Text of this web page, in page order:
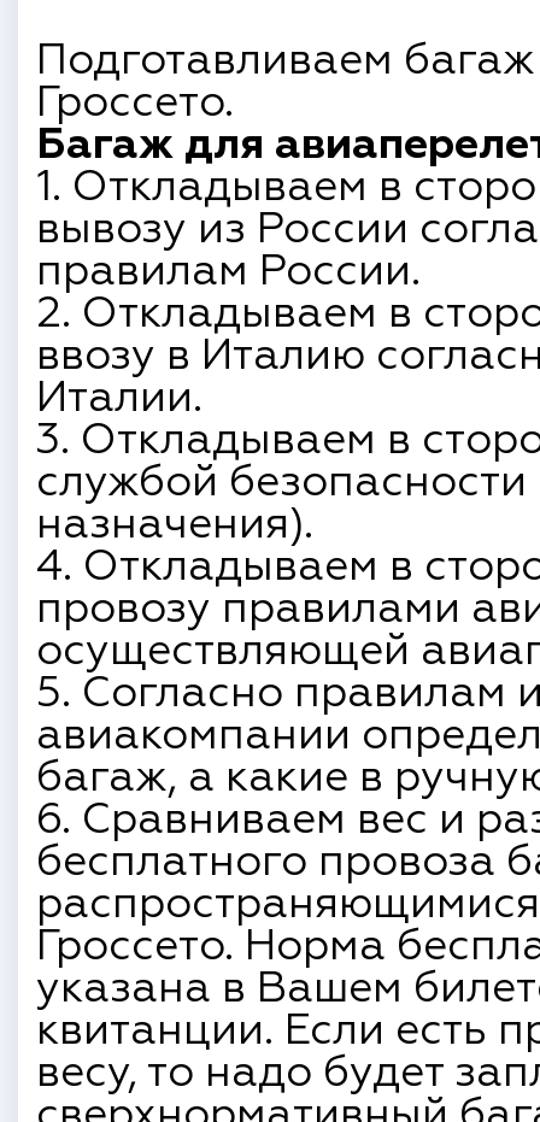
Подготавливаем
Гроссето.
Багаж для
1. Откладываем в
вывозу из России
правилам России.
2. Откладываем в
ввозу в Италию
Италии.
3. Откладываем в
службой
назначения).
4. Откладываем в
провозу правилами
осуществляющей
5. Согласно правилам
авиакомпании
багаж, а какие в
6. Сравниваем вес и
бесплатного провоза
Гроссето. Норма
указана в Вашем
квитанции. Если есть
весу, то надо будет